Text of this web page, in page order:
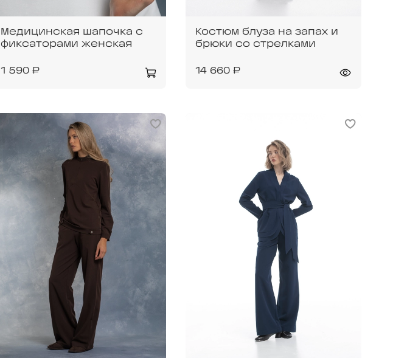
Медицинская шапочка с
фиксаторами женская
1 590 ₽
Костюм блуза на запах и
брюки со стрелками
14 660 ₽